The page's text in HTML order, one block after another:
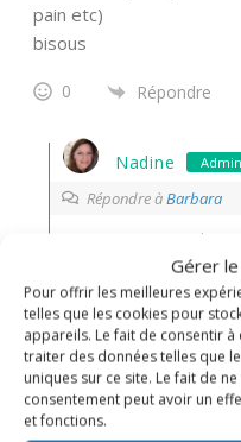
Gérer
Pour offrir les meilleures
telles que les cookies pour
appareils. Le fait de consentir
traiter des données telles que
uniques sur ce site. Le fait de
consentement peut avoir un
et fonctions.
pain etc)
bisous
0 Répondre
Nadine
Répondre àBarbara
Oui aucun regret d’y
au bout du compte!
1
Répondre
Barbara
Répondre à